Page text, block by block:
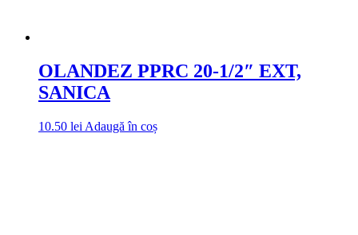
OLANDEZ PPRC 20-1/2″ EXT,
SANICA
10.50 lei Adaugă în coș